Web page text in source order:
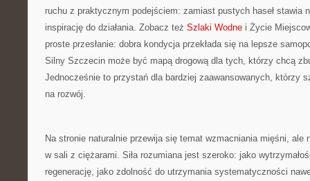
ruchu z praktycznym podejściem: zamiast pustych haseł stawia
inspirację do działania. Zobacz też Szlaki Wodne i Życie
proste przesłanie: dobra kondycja przekłada się na lepsze
Silny Szczecin może być mapą drogową dla tych, którzy chcą
Jednocześnie to przystań dla bardziej zaawansowanych, którzy
na rozwój.
Na stronie naturalnie przewija się temat wzmacniania mięśni, ale
w sali z ciężarami. Siła rozumiana jest szeroko: jako
regenerację, jako zdolność do utrzymania systematyczności